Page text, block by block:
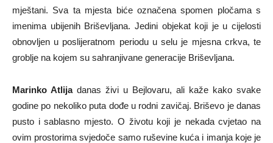
mještani. Sva ta mjesta biće označena spomen pločama s
imenima ubijenih Briševljana. Jedini objekat koji je u cijelosti
obnovljen u poslijeratnom periodu u selu je mjesna crkva, te
groblje na kojem su sahranjivane generacije Briševljana.
Marinko Atlijadanas živi u Bejlovaru, ali kaže kako svake
godine po nekoliko puta dođe u rodni zavičaj. Briševo je danas
pusto i sablasno mjesto. O životu koji je nekada cvjetao na
ovim prostorima svjedoče samo ruševine kuća i imanja koje je